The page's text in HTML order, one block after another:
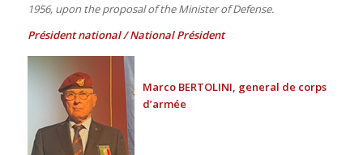
1956, upon the proposal of the Minister of Defense.
Président national / National Président
Marco BERTOLINI, general de corps
d’armée